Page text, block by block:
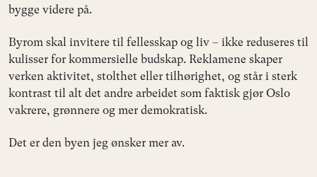
bygge videre på.
Byrom skal invitere til fellesskap og liv – ikke reduseres til
kulisser for kommersielle budskap. Reklamene skaper
verken aktivitet, stolthet eller tilhørighet, og står i sterk
kontrast til alt det andre arbeidet som faktisk gjør Oslo
vakrere, grønnere og mer demokratisk.
Det er den byen jeg ønsker mer av.